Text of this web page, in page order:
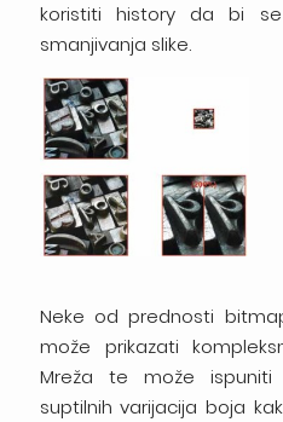
koristiti history da bi
smanjivanja slike.
Neke od prednosti
može prikazati
Mreža te može ispuniti
suptilnih varijacija boja